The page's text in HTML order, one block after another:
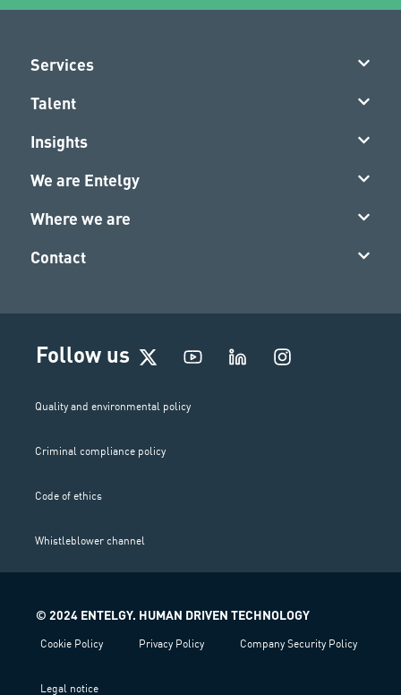
Services
Talent
Insights
We are Entelgy
Where we are
Contact
Follow us
I
n
Quality and environmental policy
Criminal compliance policy
Code of ethics
Whistleblower channel
© 2024 ENTELGY. HUMAN DRIVEN TECHNOLOGY
Cookie Policy Privacy Policy Company Security Policy
Legal notice